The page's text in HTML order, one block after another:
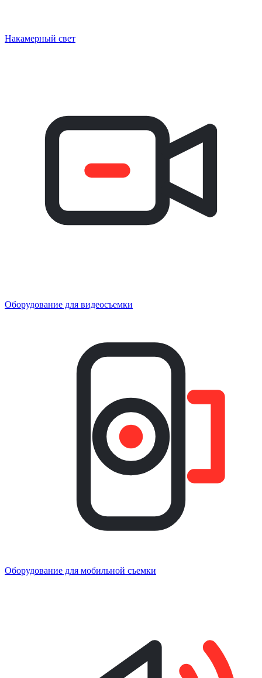
Накамерный свет
Оборудование для видеосъемки
Оборудование для мобильной съемки